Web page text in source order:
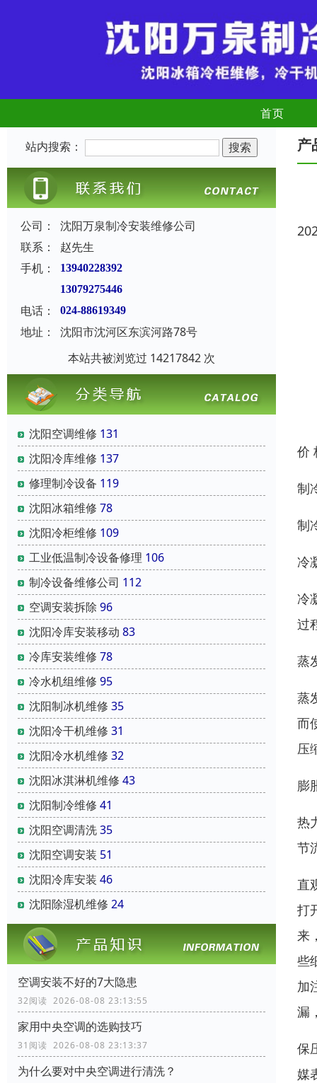
首页
站内搜索：
公司：
沈阳万泉制冷安装维修公司
联系：
赵先生
手机：
13940228392
13079275446
电话： 024-88619349
地址：
沈阳市沈河区东滨河路78号
本站共被浏览过 14217842 次
沈阳空调维修 131
沈阳冷库维修 137
修理制冷设备 119
沈阳冰箱维修 78
沈阳冷柜维修 109
工业低温制冷设备修理 106
制冷设备维修公司 112
空调安装拆除 96
沈阳冷库安装移动 83
冷库安装维修 78
冷水机组维修 95
沈阳制冰机维修 35
沈阳冷干机维修 31
沈阳冷水机维修 32
沈阳冰淇淋机维修 43
沈阳制冷维修 41
沈阳空调清洗35
沈阳空调安装 51
沈阳冷库安装 46
沈阳除湿机维修 24
空调安装不好的7大隐患
32阅读 2026-08-08 23:13:55
家用中央空调的选购技巧
31阅读 2026-08-08 23:13:37
为什么要对中央空调进行清洗？
产
价
制
制
冷
冷
过
蒸
蒸
而
压
膨
热
节
直
打
来
些
加
漏
保
媒